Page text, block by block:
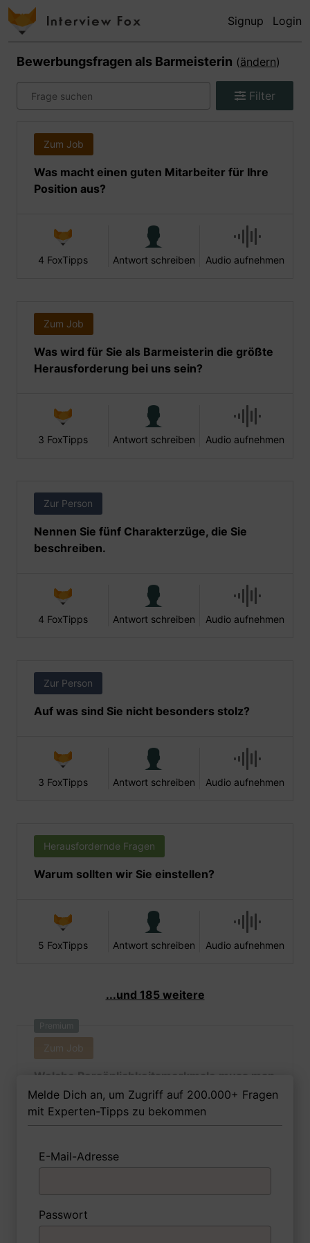
Signup Login
Bewerbungsfragen als Barmeisterin (ändern)
Filter
Zum Job
Was macht einen guten Mitarbeiter für Ihre
Position aus?
4 FoxTipps Antwort schreiben Audio aufnehmen
Zum Job
Was wird für Sie als Barmeisterin die größte
Herausforderung bei uns sein?
3 FoxTipps Antwort schreiben Audio aufnehmen
Zur Person
Nennen Sie fünf Charakterzüge, die Sie
beschreiben.
4 FoxTipps Antwort schreiben Audio aufnehmen
Zur Person
Auf was sind Sie nicht besonders stolz?
3 FoxTipps Antwort schreiben Audio aufnehmen
Herausfordernde Fragen
Warum sollten wir Sie einstellen?
5 FoxTipps Antwort schreiben Audio aufnehmen
...und 185 weitere
Premium
Zum Job
Welche Persönlichkeitsmerkmale muss man
als Barmeisterin Ihrer Meinung nach
besitzen, um in dem Job erfolgreich zu
sein?
1 FoxTipp Antwort schreiben Audio aufnehmen
Melde Dich an, um Zugriff auf 200.000+ Fragen
mit Experten-Tipps zu bekommen
E-Mail-Adresse
Passwort